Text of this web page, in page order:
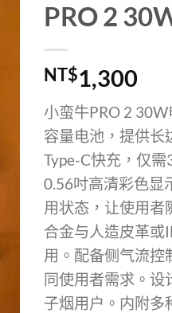
PRO 2
NT$1,300
小蛮牛PRO 2
容量电池，提供长
Type-C快充，仅
0.56吋高清彩色显
用状态，让使用者
合金与人造皮革或
用。配备侧气流控
同使用者需求。设
子烟用户。内附多